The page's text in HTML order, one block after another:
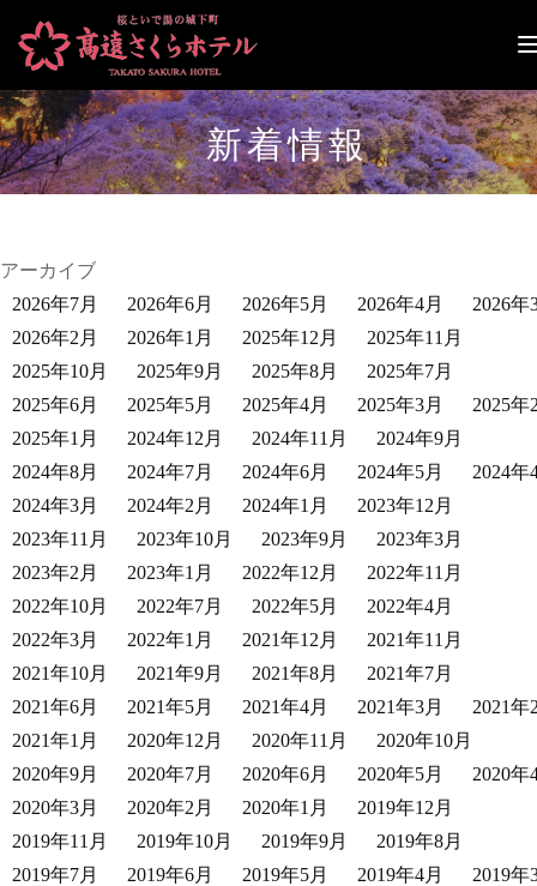
ナ
ゲ
ー
シ
ョ
ン
新着情報
アーカイブ
2026年7月
2026年6月 2026年5月 2026年4月
2026年
2026年2月
2026年1月 2025年12月
2025年11月
2025年10月
2025年9月 2025年8月
2025年7月
2025年6月
2025年5月 2025年4月 2025年3月
2025年
2025年1月
2024年12月 2024年11月
2024年9月
2024年8月
2024年7月 2024年6月 2024年5月
2024年
2024年3月
2024年2月 2024年1月
2023年12月
2023年11月
2023年10月 2023年9月
2023年3月
2023年2月
2023年1月 2022年12月
2022年11月
2022年10月
2022年7月 2022年5月
2022年4月
2022年3月
2022年1月 2021年12月
2021年11月
2021年10月
2021年9月 2021年8月
2021年7月
2021年6月
2021年5月 2021年4月 2021年3月
2021年
2021年1月
2020年12月 2020年11月
2020年10月
2020年9月
2020年7月 2020年6月 2020年5月
2020年
2020年3月
2020年2月 2020年1月
2019年12月
2019年11月
2019年10月 2019年9月
2019年8月
2019年7月
2019年6月 2019年5月 2019年4月
2019年